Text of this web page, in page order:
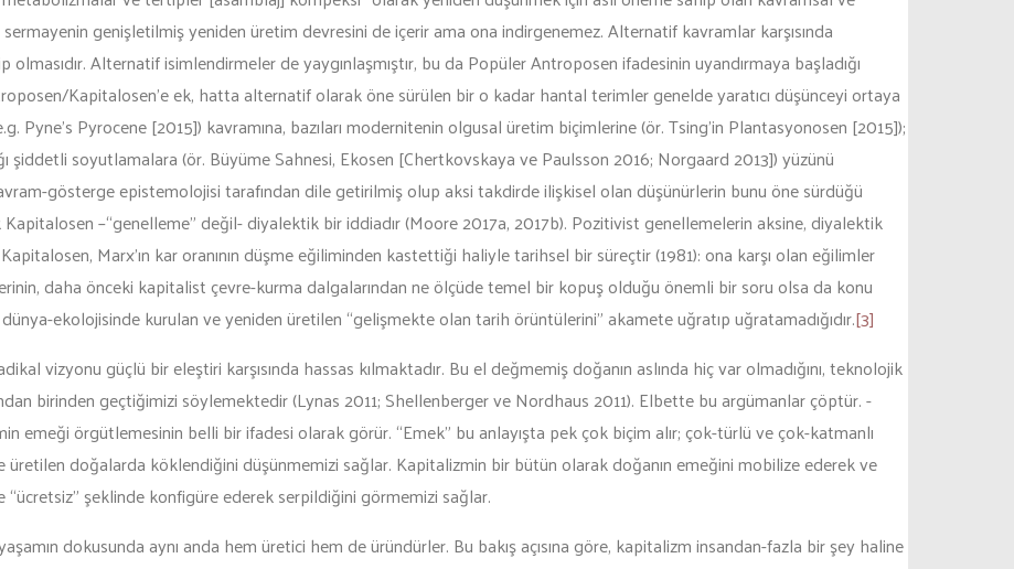
genişletilmiş yeniden üretim devresini de içerir ama ona indirgenemez. Alternatif kavramlar karşısında
Alternatif isimlendirmeler de yaygınlaşmıştır, bu da Popüler Antroposen ifadesinin uyandırmaya başladığı
Kapitalosen’e ek, hatta alternatif olarak öne sürülen bir o kadar hantal terimler genelde yaratıcı düşünceyi ortaya
Pyne’s Pyrocene [2015]) kavramına, bazıları modernitenin olgusal üretim biçimlerine (ör. Tsing’in Plantasyonosen [2015]);
şiddetli soyutlamalara (ör. Büyüme Sahnesi, Ekosen [Chertkovskaya ve Paulsson 2016; Norgaard 2013]) yüzünü
gösterge epistemolojisi tarafından dile getirilmiş olup aksi takdirde ilişkisel olan düşünürlerin bunu öne sürdüğü
–“genelleme” değil- diyalektik bir iddiadır (Moore 2017a, 2017b). Pozitivist genellemelerin aksine, diyalektik
Marx’ın kar oranının düşme eğiliminden kastettiği haliyle tarihsel bir süreçtir (1981): ona karşı olan eğilimler
daha önceki kapitalist çevre-kurma dalgalarından ne ölçüde temel bir kopuş olduğu önemli bir soru olsa da konu
ekolojisinde kurulan ve yeniden üretilen “gelişmekte olan tarih örüntülerini” akamete uğratıp uğratamadığıdır.[3]
vizyonu güçlü bir eleştiri karşısında hassas kılmaktadır. Bu el değmemiş doğanın aslında hiç var olmadığını, teknolojik
birinden geçtiğimizi söylemektedir (Lynas 2011; Shellenberger ve Nordhaus 2011). Elbette bu argümanlar çöptür. -
emeği örgütlemesinin belli bir ifadesi olarak görür. “Emek” bu anlayışta pek çok biçim alır; çok-türlü ve çok-katmanlı
doğalarda köklendiğini düşünmemizi sağlar. Kapitalizmin bir bütün olarak doğanın emeğini mobilize ederek ve
şeklinde konfigüre ederek serpildiğini görmemizi sağlar.
dokusunda aynı anda hem üretici hem de üründürler. Bu bakış açısına göre, kapitalizm insandan-fazla bir şey haline